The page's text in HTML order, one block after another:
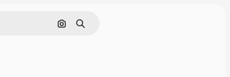
Cerca per immagine
Ricerca